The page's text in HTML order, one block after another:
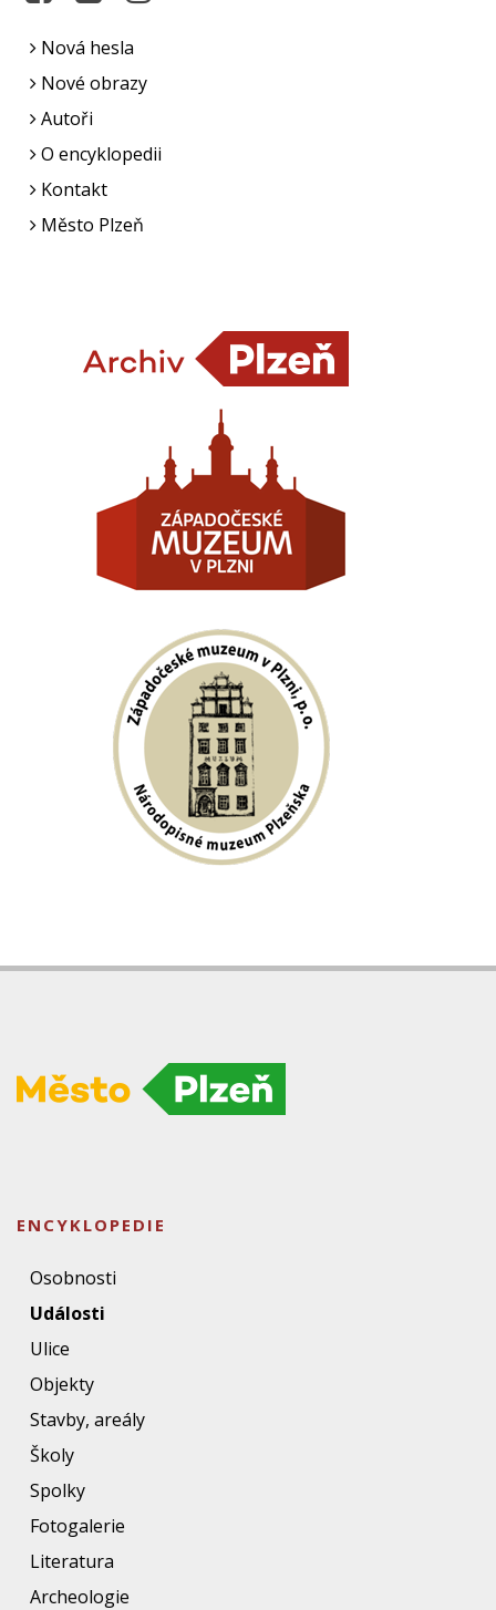
Nová hesla
Nové obrazy
Autoři
O encyklopedii
Kontakt
Město Plzeň
ENCYKLOPEDIE
Osobnosti
Události
Ulice
Objekty
Stavby, areály
Školy
Spolky
Fotogalerie
Literatura
Archeologie